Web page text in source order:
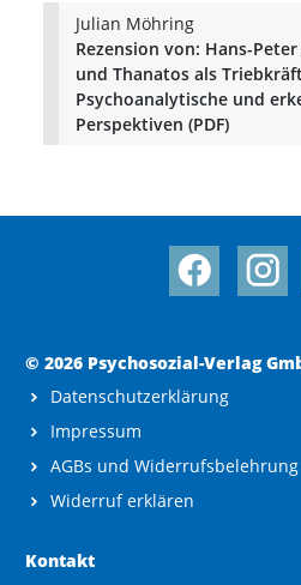
Julian Möhring
Rezension von: Hans-
und Thanatos als
Psychoanalytische und
Perspektiven (PDF)
© 2026 Psychosozial-Verlag
Datenschutzerklärung
Impressum
AGBs und Widerrufsbelehrung
Widerruf erklären
Kontakt